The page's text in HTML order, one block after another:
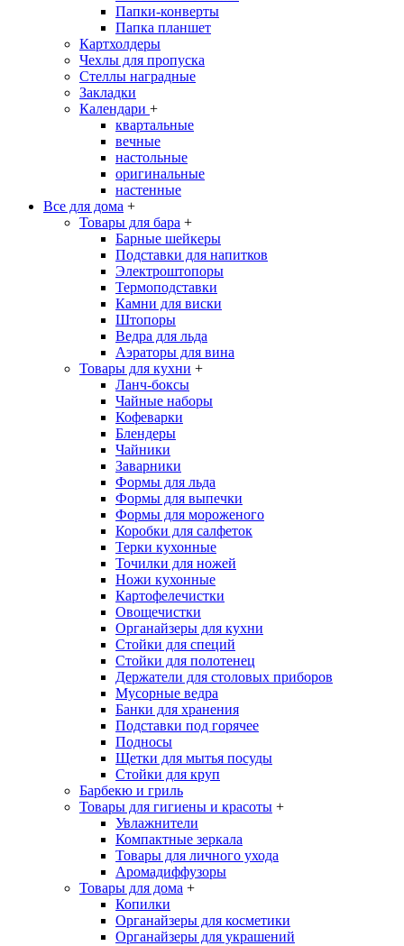
Папки-конверты
Папка планшет
Картхолдеры
Чехлы для пропуска
Стеллы наградные
Закладки
Календари +
квартальные
вечные
настольные
оригинальные
настенные
Все для дома +
Товары для бара +
Барные шейкеры
Подставки для напитков
Электроштопоры
Термоподставки
Камни для виски
Штопоры
Ведра для льда
Аэраторы для вина
Товары для кухни +
Ланч-боксы
Чайные наборы
Кофеварки
Блендеры
Чайники
Заварники
Формы для льда
Формы для выпечки
Формы для мороженого
Коробки для салфеток
Терки кухонные
Точилки для ножей
Ножи кухонные
Картофелечистки
Овощечистки
Органайзеры для кухни
Стойки для специй
Стойки для полотенец
Держатели для столовых приборов
Мусорные ведра
Банки для хранения
Подставки под горячее
Подносы
Щетки для мытья посуды
Стойки для круп
Барбекю и гриль
Товары для гигиены и красоты +
Увлажнители
Компактные зеркала
Товары для личного ухода
Аромадиффузоры
Товары для дома +
Копилки
Органайзеры для косметики
Органайзеры для украшений